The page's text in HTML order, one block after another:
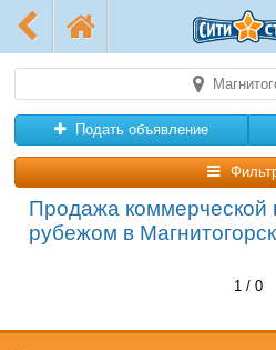
Подать объявление
Продажа коммерческой
рубежом в
1 / 0